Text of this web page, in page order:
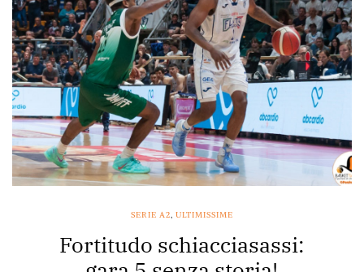
SERIE A2, ULTIMISSIME
Fortitudo schiacciasassi: